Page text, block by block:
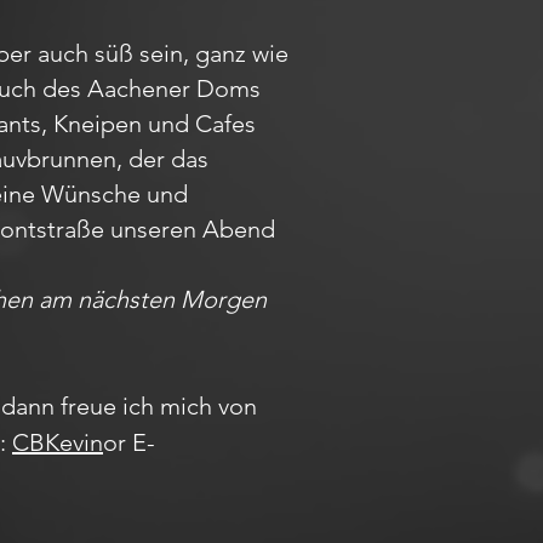
auch süß sein, ganz wie
des Aachener Doms
Kneipen und Cafes
der das
Wünsche und
unseren Abend
am nächsten Morgen
freue ich mich von
CBKevinor E-